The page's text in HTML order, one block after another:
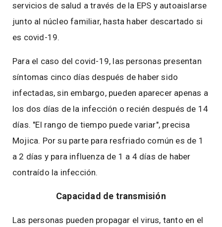
servicios de salud a través de la EPS y autoaislarse
junto al núcleo familiar, hasta haber descartado si
es covid-19.
Para el caso del covid-19, las personas presentan
síntomas cinco días después de haber sido
infectadas, sin embargo, pueden aparecer apenas a
los dos días de la infección o recién después de 14
días. "El rango de tiempo puede variar", precisa
Mojica. Por su parte para resfriado común es de 1
a 2 días y para influenza de 1 a 4 días de haber
contraído la infección.
Capacidad de transmisión
Las personas pueden propagar el virus, tanto en el